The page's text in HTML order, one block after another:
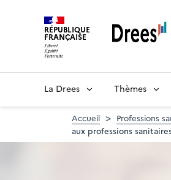
RÉPUBLIQUE
FRANÇAISE
La Drees Thèmes
Accueil Professions
aux professions